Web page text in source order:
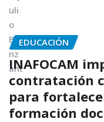
EDUCACIÓN
INAFOCAM
contratación
para
formación